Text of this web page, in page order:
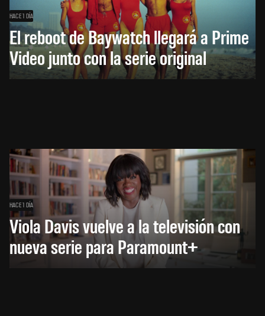
HACE 1 DÍA
El reboot de Baywatch llegará a Prime
Video junto con la serie original
HACE 1 DÍA
Viola Davis vuelve a la televisión con
nueva serie para Paramount+